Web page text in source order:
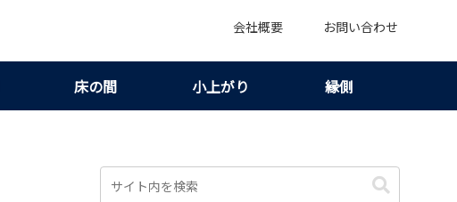
会社概要 お問い合わせ
床の間 小上がり 縁側